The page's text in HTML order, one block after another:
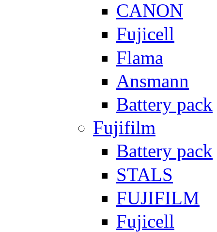
CANON
Fujicell
Flama
Ansmann
Battery pack
Fujifilm
Battery pack
STALS
FUJIFILM
Fujicell